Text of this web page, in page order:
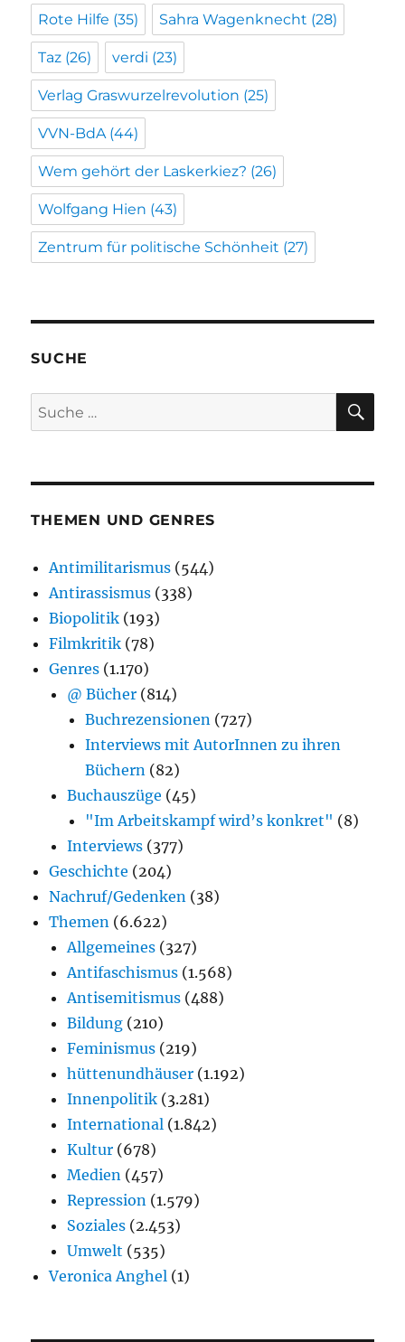
Rote Hilfe (35) Sahra Wagenknecht (28)
Taz (26) verdi (23)
Verlag Graswurzelrevolution (25)
VVN-BdA (44)
Wem gehört der Laskerkiez? (26)
Wolfgang Hien (43)
Zentrum für politische Schönheit (27)
SUCHE
Suche
nach:
THEMEN UND GENRES
Antimilitarismus (544)
Antirassismus (338)
Biopolitik (193)
Filmkritik (78)
Genres (1.170)
@ Bücher (814)
Buchrezensionen (727)
Interviews mit AutorInnen zu ihren
Büchern (82)
Buchauszüge (45)
"Im Arbeitskampf wird’s konkret" (8)
Interviews (377)
Geschichte (204)
Nachruf/Gedenken (38)
Themen (6.622)
Allgemeines (327)
Antifaschismus (1.568)
Antisemitismus (488)
Bildung (210)
Feminismus (219)
hüttenundhäuser (1.192)
Innenpolitik (3.281)
International (1.842)
Kultur (678)
Medien (457)
Repression (1.579)
Soziales (2.453)
Umwelt (535)
Veronica Anghel (1)